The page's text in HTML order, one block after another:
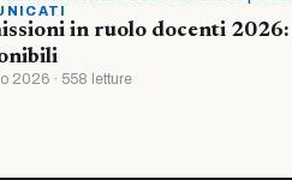
in ruolo docenti
2026 · 558 letture